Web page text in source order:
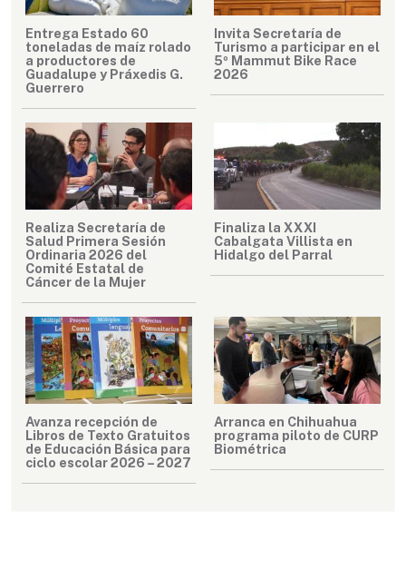
Entrega Estado 60
toneladas de maíz rolado
a productores de
Guadalupe y Práxedis G.
Guerrero
Invita Secretaría de
Turismo a participar en el
5º Mammut Bike Race
2026
Realiza Secretaría de
Salud Primera Sesión
Ordinaria 2026 del
Comité Estatal de
Cáncer de la Mujer
Finaliza la XXXI
Cabalgata Villista en
Hidalgo del Parral
Avanza recepción de
Libros de Texto Gratuitos
de Educación Básica para
ciclo escolar 2026 – 2027
Arranca en Chihuahua
programa piloto de CURP
Biométrica